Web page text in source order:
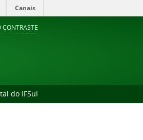
Canais
CONTRASTE
do IFSul